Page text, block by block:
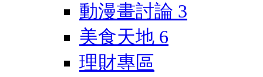
動漫畫討論 3
美食天地 6
理財專區